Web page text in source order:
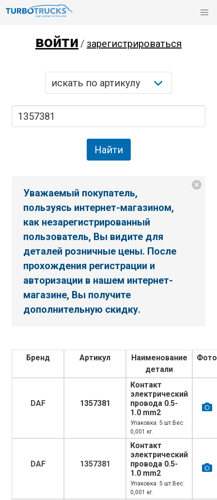
войти / зарегистрироваться
Уважаемый покупатель,
пользуясь интернет-магазином,
как незарегистрированный
пользователь, Вы видите для
деталей розничные цены. После
прохождения регистрации и
авторизации в нашем интернет-
магазине, Вы получите
дополнительную скидку.
Бренд Артикул
Наименование
детали
Фото
DAF 1357381
Контакт
электрический
провода 0.5-
1.0 mm2
Упаковка: 5 шт.Вес:
0,001 кг.
DAF 1357381
Контакт
электрический
провода 0.5-
1.0 mm2
Упаковка: 5 шт.Вес:
0,001 кг.